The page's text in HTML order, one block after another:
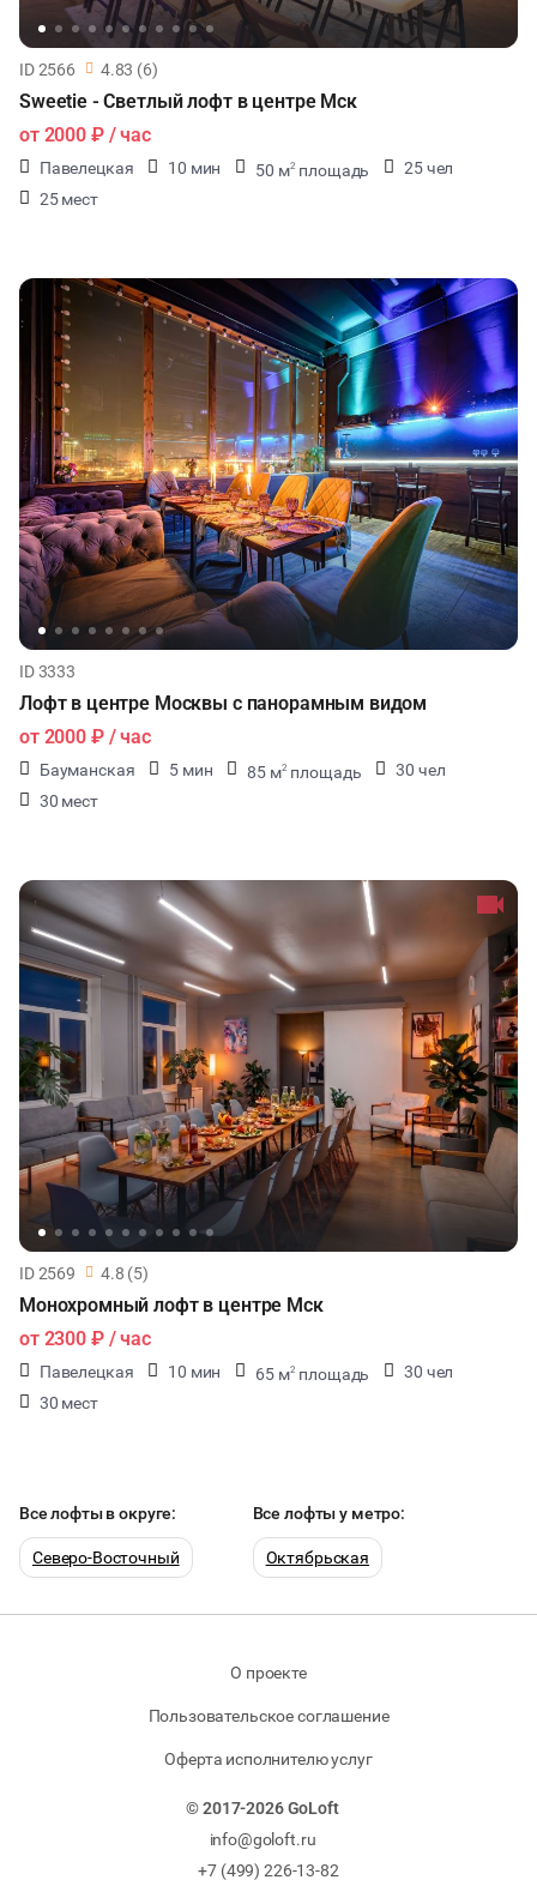
ID 2566 4.83 (6)
Sweetie - Светлый лофт в центре Мск
от 2000 ₽/ час
Павелецкая 10 мин 50 м2 площадь
25 чел
25 мест
ID 3333
Лофт в центре Москвы с панорамным видом
от 2000 ₽/ час
Бауманская 5 мин 85 м2 площадь
30 чел
30 мест
ID 2569 4.8 (5)
Монохромный лофт в центре Мск
от 2300 ₽/ час
Павелецкая 10 мин 65 м2 площадь
30 чел
30 мест
Все лофты в округе:
Северо-Восточный
Все лофты у метро:
Октябрьская
О проекте
Пользовательское соглашение
Оферта исполнителю услуг
© 2017-2026 GoLoft
info@goloft.ru
+7 (499) 226-13-82